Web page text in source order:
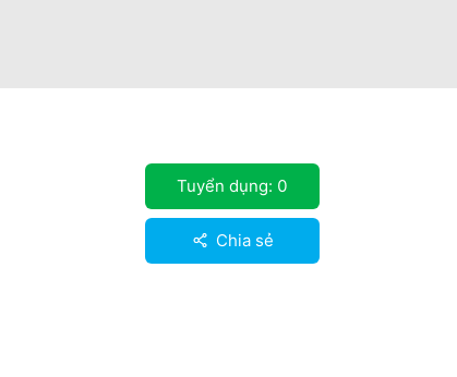
Tuyển dụng: 0
Chia sẻ